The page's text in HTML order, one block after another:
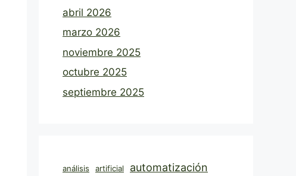
abril 2026
marzo 2026
noviembre 2025
octubre 2025
septiembre 2025
análisis artificial automatización